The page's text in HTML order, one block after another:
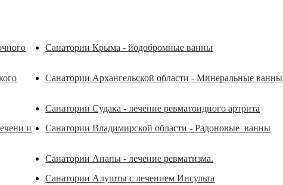
Санатории Крыма - йодобромные ванны
Санатории Архангельской области - Минеральные ванны
Санатории Судака - лечение ревматоидного артрита
и
Санатории Владимирской области - Радоновые ванны
Санатории Анапы - лечение ревматизма.
Санатории Алушты с лечением Инсульта